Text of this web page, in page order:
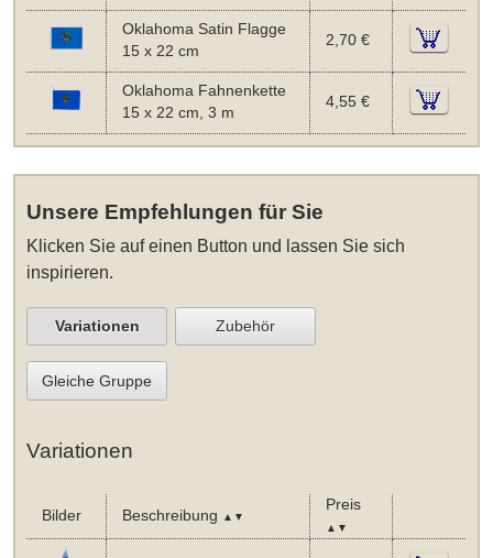
Oklahoma Satin Flagge
15 x 22 cm
2,70 €
Oklahoma Fahnenkette
15 x 22 cm, 3 m
4,55 €
Unsere Empfehlungen für Sie
Klicken Sie auf einen Button und lassen Sie sich
inspirieren.
Variationen Zubehör
Gleiche Gruppe
Variationen
Bilder Beschreibung ▲▼
Preis
▲▼